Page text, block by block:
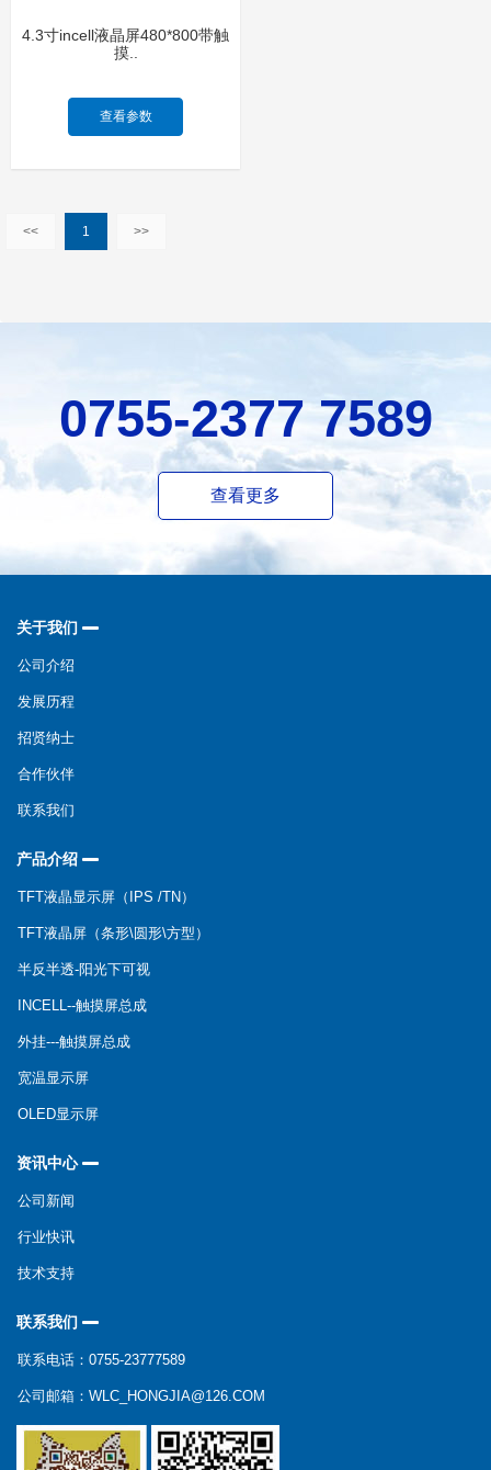
4.3寸incell液晶屏480*800带触
摸..
查看参数
<< 1 >>
0755-2377 7589
查看更多
关于我们
公司介绍
发展历程
招贤纳士
合作伙伴
联系我们
产品介绍
TFT液晶显示屏（IPS /TN）
TFT液晶屏（条形\圆形\方型）
半反半透-阳光下可视
INCELL--触摸屏总成
外挂---触摸屏总成
宽温显示屏
OLED显示屏
资讯中心
公司新闻
行业快讯
技术支持
联系我们
联系电话：0755-23777589
公司邮箱：WLC_HONGJIA@126.COM